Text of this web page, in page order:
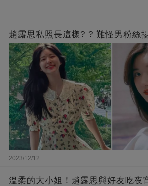
趙露思私照長這樣? ? 難怪男粉絲
2023/12/12
溫柔的大小姐！趙露思與好友吃夜